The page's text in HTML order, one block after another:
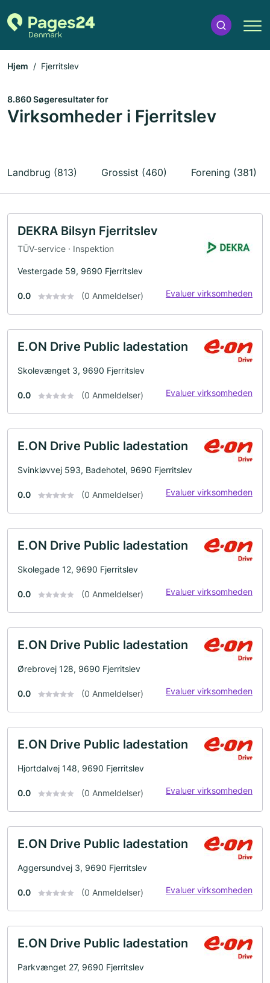
Hjem Fjerritslev
8.860 Søgeresultater for
Virksomheder i Fjerritslev
Landbrug (813) Grossist (460) Forening (381)
DEKRA Bilsyn Fjerritslev
TÜV-service · Inspektion
Vestergade 59, 9690 Fjerritslev
0.0 (0 Anmeldelser) Evaluer virksomheden
E.ON Drive Public ladestation
Skolevænget 3, 9690 Fjerritslev
0.0 (0 Anmeldelser) Evaluer virksomheden
E.ON Drive Public ladestation
Svinkløvvej 593, Badehotel, 9690 Fjerritslev
0.0 (0 Anmeldelser) Evaluer virksomheden
E.ON Drive Public ladestation
Skolegade 12, 9690 Fjerritslev
0.0 (0 Anmeldelser) Evaluer virksomheden
E.ON Drive Public ladestation
Ørebrovej 128, 9690 Fjerritslev
0.0 (0 Anmeldelser) Evaluer virksomheden
E.ON Drive Public ladestation
Hjortdalvej 148, 9690 Fjerritslev
0.0 (0 Anmeldelser) Evaluer virksomheden
E.ON Drive Public ladestation
Aggersundvej 3, 9690 Fjerritslev
0.0 (0 Anmeldelser) Evaluer virksomheden
E.ON Drive Public ladestation
Parkvænget 27, 9690 Fjerritslev